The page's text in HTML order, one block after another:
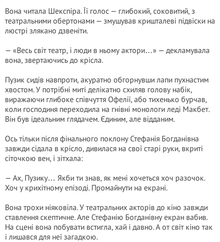
Вона читала Шекспіра. Її голос — глибокий, соковитий, з
театральними обертонами — змушував кришталеві підвіски на
люстрі злякано дзвеніти.
— «Весь світ театр, і люди в ньому актори…» — декламувала
вона, звертаючись до крісла.
Пузик сидів навпроти, акуратно обгорнувши лапи пухнастим
хвостом. У потрібні миті делікатно схиляв голову набік,
виражаючи глибоке співчуття Офелії, або тихенько бурчав,
коли господиня переходила на гнівні монологи леді Макбет.
Він був ідеальним глядачем. Єдиним, але відданим.
Ось тільки після фінального поклону Стефанія Богданівна
завжди сідала в крісло, дивилася на свої старі руки, вкриті
сіточкою вен, і зітхала:
— Ах, Пузику… Якби ти знав, як мені хочеться хоч разочок.
Хоч у крихітному епізоді. Промайнути на екрані.
Вона трохи ніяковіла. У театральних акторів до кіно завжди
ставлення скептичне. Але Стефанію Богданівну екран вабив.
На сцені вона побувати встигла, хай і давно. А от світ кіно так
і лишався для неї загадкою.